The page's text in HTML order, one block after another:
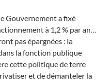
Gouvernement a fixé
à 1,2 % par an…
pas épargnées : la
la fonction publique
cette politique de terre
et de démanteler la